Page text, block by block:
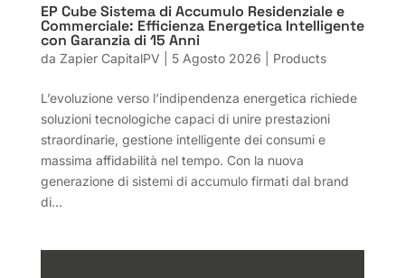
EP Cube Sistema di Accumulo Residenziale e
Commerciale: Efficienza Energetica Intelligente
con Garanzia di 15 Anni
da Zapier CapitalPV 5 Agosto 2026 Products
L’evoluzione verso l’indipendenza energetica richiede
soluzioni tecnologiche capaci di unire prestazioni
straordinarie, gestione intelligente dei consumi e
massima affidabilità nel tempo. Con la nuova
generazione di sistemi di accumulo firmati dal brand
di...